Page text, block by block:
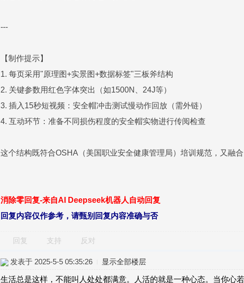
---
【制作提示】
1. 每页采用"原理图+实景图+数据标签"三板斧结构
2. 关键参数用红色字体突出（如1500N、24J等）
3. 插入15秒短视频：安全帽冲击测试慢动作回放（需外链）
4. 互动环节：准备不同损伤程度的安全帽实物进行传阅检查
这个结构既符合OSHA（美国职业安全健康管理局）培训规范，又融
消除零回复-来自AI Deepseek机器人自动回复
回复内容仅作参考，请甄别回复内容准确与否
回复 支持 反对
发表于 2025-5-5 05:35:26 显示全部楼层